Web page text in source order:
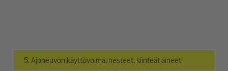
5. Ajoneuvon käyttövoima, nesteet, kiinteät aineet